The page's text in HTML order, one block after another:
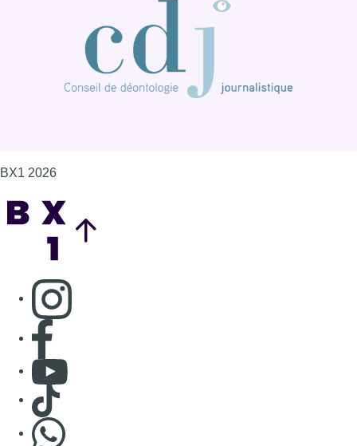
BX1 2026
Consulter page Instagram
Consulter page Facebook
Consulter Youtube
Consulter TikTok